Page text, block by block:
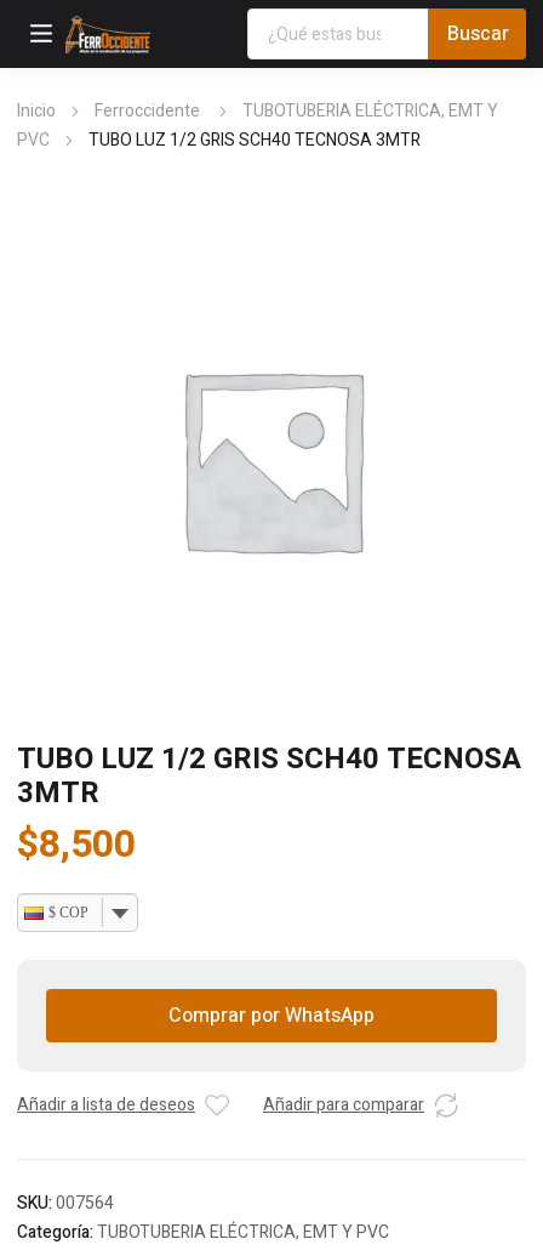
Inicio Ferroccidente
TUBOTUBERIA ELÉCTRICA, EMT Y
PVC
TUBO LUZ 1/2 GRIS SCH40 TECNOSA 3MTR
TUBO LUZ 1/2 GRIS SCH40 TECNOSA
3MTR
$8,500
$ COP
Comprar por WhatsApp
Añadir a lista de deseos Añadir para comparar
SKU:007564
Categoría:TUBOTUBERIA ELÉCTRICA, EMT Y PVC